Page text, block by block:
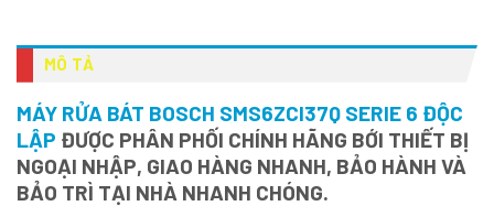
MÔ TẢ
MÁY RỬA BÁT BOSCH SMS6ZCI37Q SERIE 6 ĐỘC
LẬP ĐƯỢC PHÂN PHỐI CHÍNH HÃNG BỚI THIẾT BỊ
NGOẠI NHẬP, GIAO HÀNG NHANH, BẢO HÀNH VÀ
BẢO TRÌ TẠI NHÀ NHANH CHÓNG.